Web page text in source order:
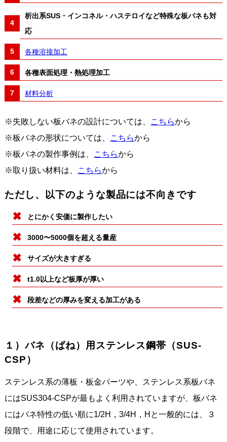
析出系SUS・インコネル・ハステロイなど特殊な板バネも対
応
各種溶接加工
各種表面処理・熱処理加工
材料分析
※失敗しない板バネの設計については、 こちらから
※板バネの形状については、
こちらから
※板バネの製作事例は、
こちらから
※取り扱い材料は、
こちらから
ただし、以下のような製品には不向きです
とにかく安価に製作したい
3000〜5000個を超える量産
サイズが大きすぎる
t1.0以上など板厚が厚い
段差などの厚みを変える加工がある
１）バネ（ばね）用ステンレス鋼帯（SUS-
CSP）
ステンレス系の薄板・板金パーツや、ステンレス系板バネ
にはSUS304-CSPが最もよく利用されていますが、板バネ
にはバネ特性の低い順に1/2H，3/4H，Hと一般的には、３
段階で、用途に応じて使用されています。